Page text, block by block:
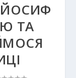
ЙОСИФ
ТА